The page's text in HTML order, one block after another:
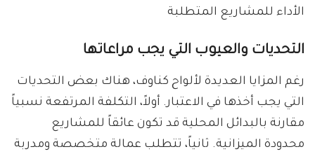
الأداء للمشاريع المتطلبة
التحديات والعيوب التي يجب مراعاتها
رغم المزايا العديدة لألواح كناوف، هناك بعض التحديات
التي يجب أخذها في الاعتبار. أولاً، التكلفة المرتفعة نسبياً
مقارنة بالبدائل المحلية قد تكون عائقاً للمشاريع
محدودة الميزانية. ثانياً، تتطلب عمالة متخصصة ومدربة